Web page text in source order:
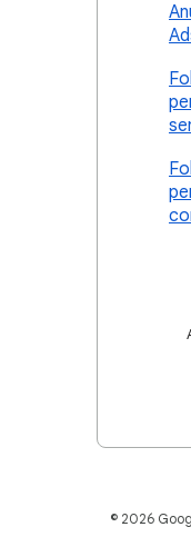
© 2026